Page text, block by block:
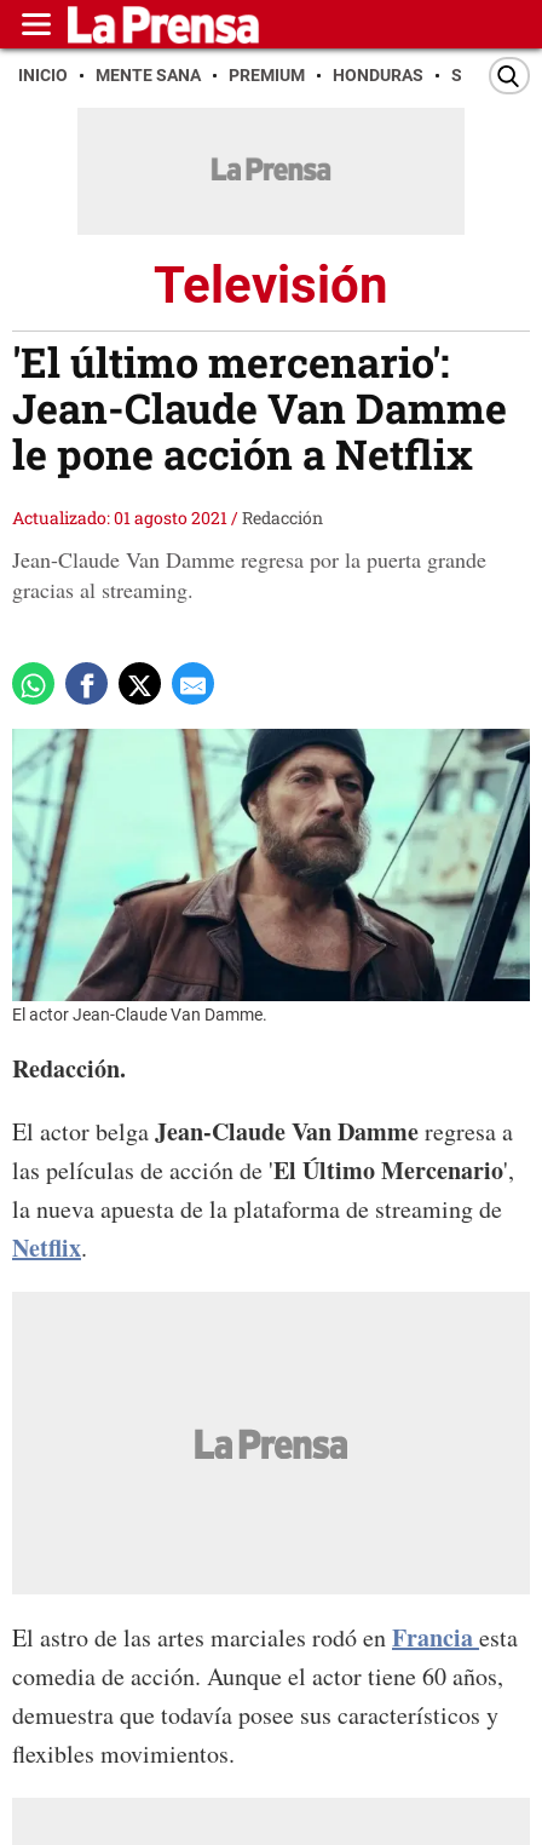
INICIO MENTE SANA PREMIUM HONDURAS SAN PEDRO
Televisión
'El último mercenario':
Jean-Claude Van Damme
le pone acción a Netflix
Actualizado: 01 agosto 2021/Redacción
Jean-Claude Van Damme regresa por la puerta grande
gracias al streaming.
El actor Jean-Claude Van Damme.
Redacción.
El actor belgaJean-Claude Van Dammeregresa a
las películas de acción de 'El Último Mercenario',
la nueva apuesta de la plataforma de streaming de
Netflix.
El astro de las artes marciales rodó enFranciaesta
comedia de acción. Aunque el actor tiene 60 años,
demuestra que todavía posee sus característicos y
flexibles movimientos.